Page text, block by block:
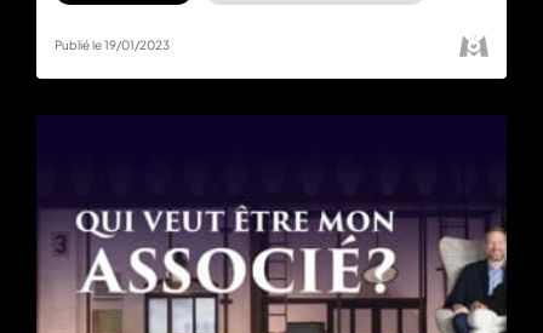
maintenant.
Publié le 19/01/2023